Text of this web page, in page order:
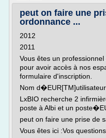
peut on faire une
ordonnance ...
2012
2011
Vous êtes un
pour avoir accès à nos
formulaire d'inscription.
Nom
LxBIO recherche 2
poste à Albi et un
peut on faire une prise de
Vous êtes ici :Vos questions